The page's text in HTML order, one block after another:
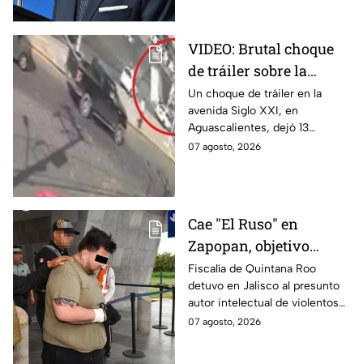
VIDEO: Brutal choque
de tráiler sobre la
avenida Siglo XXI en
Aguascalientes deja
varios heridos y
destrozos
Un choque de tráiler en la
avenida Siglo XXI, en
Aguascalientes, dejó 13
heridos y varios vehículos
07 agosto, 2026
Cae "El Ruso" en
Zapopan, objetivo
prioritario en Playa del
Carmen
Fiscalía de Quintana Roo
detuvo en Jalisco al presunto
autor intelectual de violentos
ataques en fraccionamientos
07 agosto, 2026